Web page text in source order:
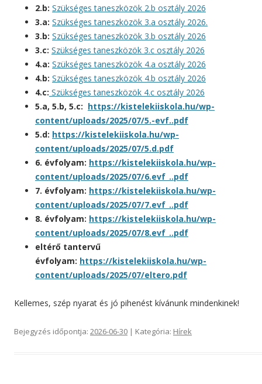
2.b: Szükséges taneszközök 2.b osztály 2026
3.a: Szükséges taneszközök 3.a osztály 2026.
3.b: Szükséges taneszközök 3.b osztály 2026
3.c: Szükséges taneszközök 3.c osztály 2026
4.a: Szükséges taneszközök 4.a osztály 2026
4.b: Szükséges taneszközök 4.b osztály 2026
4.c: Szükséges taneszközök 4.c osztály 2026
5.a, 5.b, 5.c: https://kistelekiiskola.hu/wp-
content/uploads/2025/07/5.-evf..pdf
5.d: https://kistelekiiskola.hu/wp-
content/uploads/2025/07/5.d.pdf
6. évfolyam: https://kistelekiiskola.hu/wp-
content/uploads/2025/07/6.evf_..pdf
7. évfolyam: https://kistelekiiskola.hu/wp-
content/uploads/2025/07/7.evf_..pdf
8. évfolyam: https://kistelekiiskola.hu/wp-
content/uploads/2025/07/8.evf_..pdf
eltérő tantervű
évfolyam: https://kistelekiiskola.hu/wp-
content/uploads/2025/07/eltero.pdf
Kellemes, szép nyarat és jó pihenést kívánunk mindenkinek!
Bejegyzés időpontja: 2026-06-30 | Kategória: Hírek